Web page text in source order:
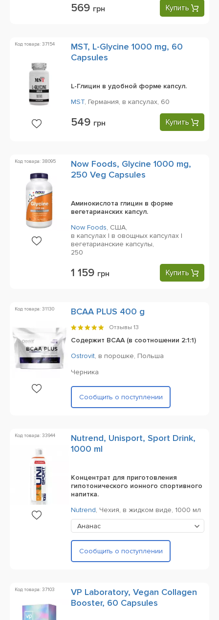
569 грн Купить
Код товара: 37154
MST, L-Glycine 1000 mg, 60
Capsules
L-Глицин в удобной форме капсул.
MST, Германия, в капсулах, 60
549 грн Купить
Код товара: 38095
Now Foods, Glycine 1000 mg,
250 Veg Capsules
Аминокислота глицин в форме
вегетарианских капсул.
Now Foods, США,
в капсулах | в овощных капсулах |
вегетарианские капсулы,
250
1 159 грн Купить
Код товара: 31130 BCAA PLUS 400 g
Отзывы 13
Содержит BCAA (в соотношении 2:1:1)
Ostrovit, в порошке, Польша
Черника
Сообщить о поступлении
Код товара: 33944
Nutrend, Unisport, Sport Drink,
1000 ml
Концентрат для приготовления
гипотонического ионного спортивного
напитка.
Nutrend, Чехия, в жидком виде, 1000 мл
Ананас
Сообщить о поступлении
Код товара: 37103
VP Laboratory, Vegan Collagen
Booster, 60 Capsules